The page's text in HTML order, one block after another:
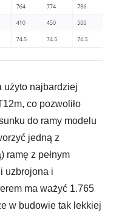
użyto najbardziej
co pozwoliło
do ramy modelu
jedną z
ramę z pełnym
uzbrojona i
ma ważyć 1.765
w budowie tak lekkiej